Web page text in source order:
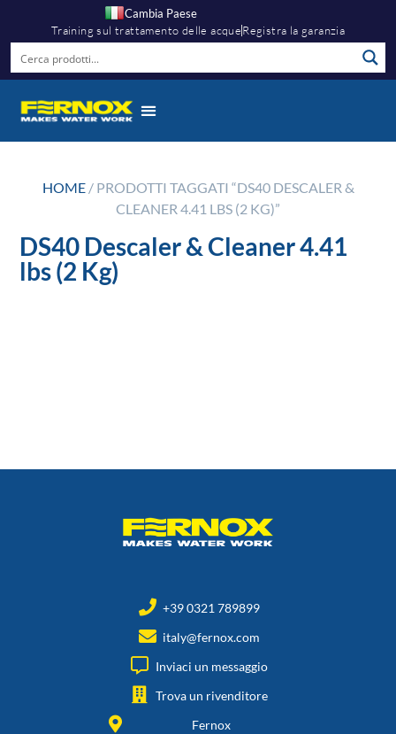
Cambia Paese
Training sul trattamento delle acqueRegistra la garanzia
HOME/ PRODOTTI TAGGATI “DS40 DESCALER &
CLEANER 4.41 LBS (2 KG)”
DS40 Descaler & Cleaner 4.41
lbs (2 Kg)
+39 0321 789899
italy@fernox.com
Inviaci un messaggio
Trova un rivenditore
Fernox